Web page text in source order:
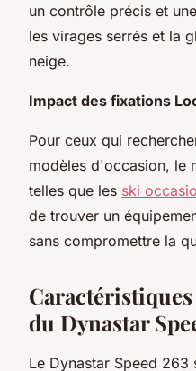
un contrôle précis et
les virages serrés et la
neige.
Impact des fixations
Pour ceux qui
modèles d'occasion, le
telles que les ski
de trouver un
sans compromettre la
du Dynastar
Le Dynastar Speed 263